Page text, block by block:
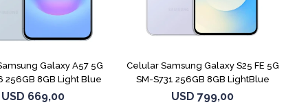
Galaxy A57 5G
256GB 8GB Light Blue
USD 669,00
COMPARAR
Celular Samsung Galaxy S25 FE 5G
SM-S731 256GB 8GB LightBlue
USD 799,00
COMPARAR